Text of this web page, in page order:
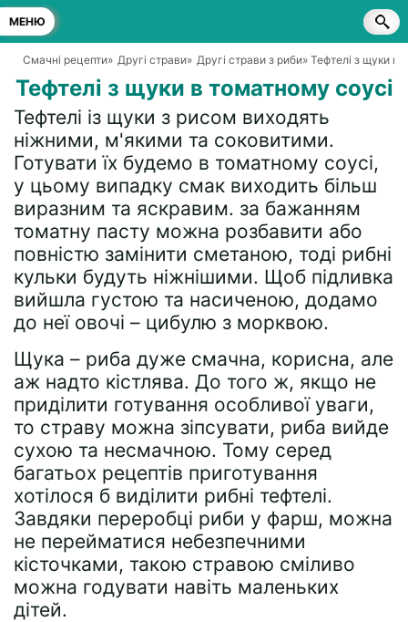
МЕНЮ
Смачні рецепти» Другі страви» Другі страви з риби» Тефтелі з щуки в
Тефтелі з щуки в томатному соусі
Тефтелі із щуки з рисом виходять
ніжними, м'якими та соковитими.
Готувати їх будемо в томатному соусі,
у цьому випадку смак виходить більш
виразним та яскравим. за бажанням
томатну пасту можна розбавити або
повністю замінити сметаною, тоді рибні
кульки будуть ніжнішими. Щоб підливка
вийшла густою та насиченою, додамо
до неї овочі – цибулю з морквою.
Щука – риба дуже смачна, корисна, але
аж надто кістлява. До того ж, якщо не
приділити готування особливої уваги,
то страву можна зіпсувати, риба вийде
сухою та несмачною. Тому серед
багатьох рецептів приготування
хотілося б виділити рибні тефтелі.
Завдяки переробці риби у фарш, можна
не перейматися небезпечними
кісточками, такою стравою сміливо
можна годувати навіть маленьких
дітей.